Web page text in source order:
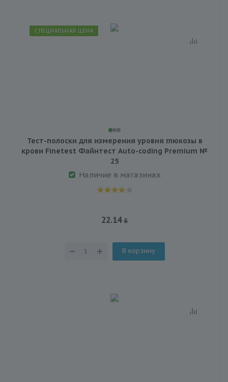
СПЕЦИАЛЬНАЯ ЦЕНА
Тест-полоски для измерения уровня глюкозы в
крови Finetest Файнтест Auto-coding Premium №
25
Наличие в магазинах
22.14
В корзину